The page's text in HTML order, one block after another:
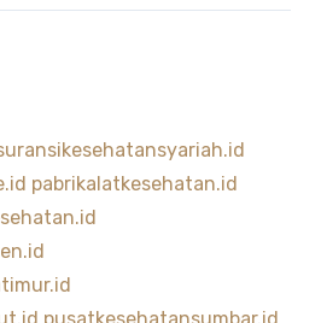
pabrikalatkesehatan.id